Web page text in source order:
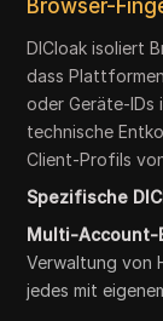
Browser-
DICloak isoliert
dass
oder Geräte-
technische
Client-Profils
Spezifische
Multi-Account-
Verwaltung von
jedes mit